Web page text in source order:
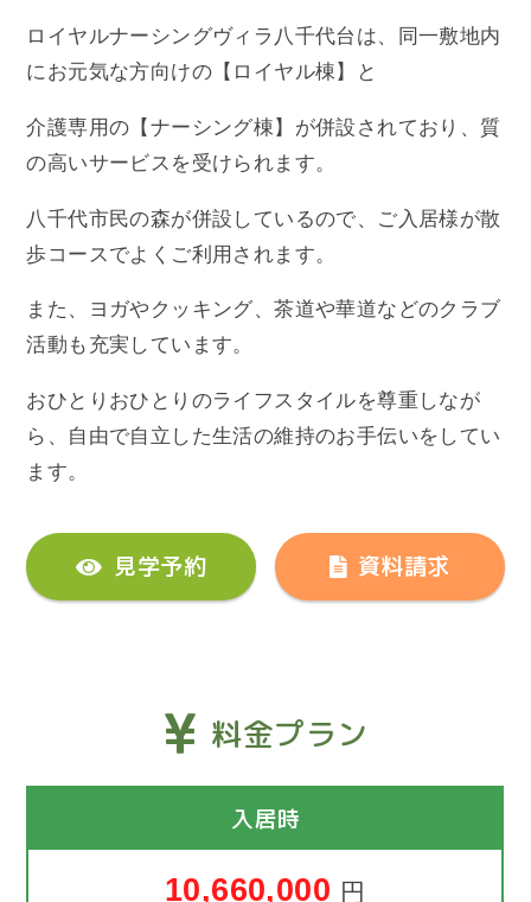
ロイヤルナーシングヴィラ八千代台は、同一敷地内
にお元気な方向けの【ロイヤル棟】と
介護専用の【ナーシング棟】が併設されており、質
の高いサービスを受けられます。
八千代市民の森が併設しているので、ご入居様が散
歩コースでよくご利用されます。
また、ヨガやクッキング、茶道や華道などのクラブ
活動も充実しています。
おひとりおひとりのライフスタイルを尊重しなが
ら、自由で自立した生活の維持のお手伝いをしてい
ます。
見学予約 資料請求
料金プラン
入居時
10,660,000 円